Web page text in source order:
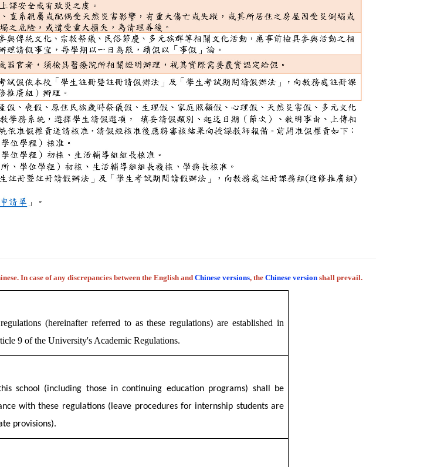
In case of any discrepancies between the English andChinese versions, theChinese versionshall prevail.
(hereinafter referred to as these regulations) are established in
9 of the University's Academic Regulations.
school (including those in continuing education programs) shall be
with these regulations (leave procedures for internship students are
provisions).